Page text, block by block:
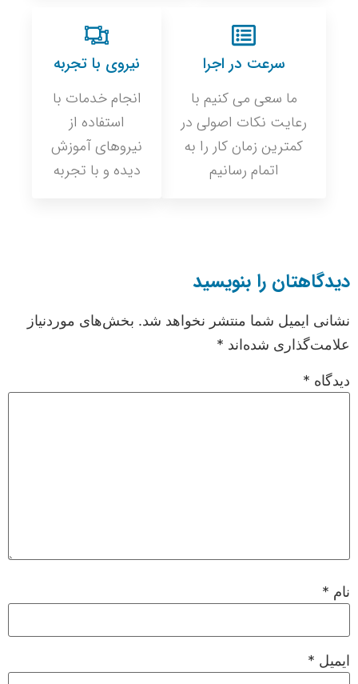
سرعت در اجرا
ما سعی می کنیم با
رعایت نکات اصولی در
کمترین زمان کار را به
اتمام رسانیم
نیروی با تجربه
انجام خدمات با
استفاده از
نیروهای آموزش
دیده و با تجربه
دیدگاهتان را بنویسید
نشانی ایمیل شما منتشر نخواهد شد. بخش‌های موردنیاز
علامت‌گذاری شده‌اند *
دیدگاه *
نام *
ایمیل *